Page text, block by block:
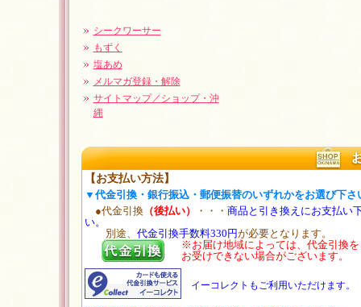
シークワーサー
もずく
塩あめ
メルマガ登録・解除
サイトマップ／ショップ・沖
縄
【お支払い方法】
▼代金引換・銀行振込・郵便振替のいずれかをお選び下さ
●代金引換（後払い） ・・・ 商品と引き換えにお支払い
い。
別途、 代金引換手数料330円が必要となります。
※お届け地域によっては、代金引換を
お受けできない場合がございます。
イーコレクトもご利用いただけます。